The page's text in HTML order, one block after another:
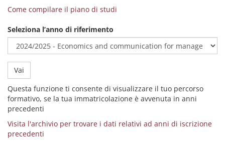
Come compilare il piano di studi
Seleziona l’anno di riferimento
Vai
Questa funzione ti consente di visualizzare il tuo percorso
formativo, se la tua immatricolazione è avvenuta in anni
precedenti
Visita l'archivio per trovare i dati relativi ad anni di iscrizione
precedenti